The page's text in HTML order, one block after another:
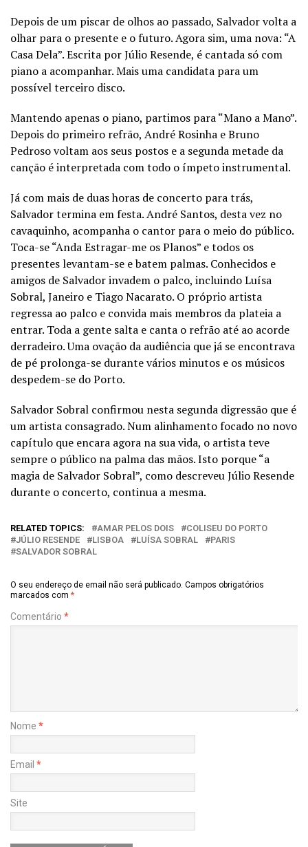
Depois de um piscar de olhos ao passado, Salvador volta a
olhar para o presente e o futuro. Agora sim, uma nova: “A
Casa Dela”. Escrita por Júlio Resende, é cantada só com
piano a acompanhar. Mais uma candidata para um
possível terceiro disco.
Mantendo apenas o piano, partimos para “Mano a Mano”.
Depois do primeiro refrão, André Rosinha e Bruno
Pedroso voltam aos seus postos e a segunda metade da
canção é interpretada com todo o ímpeto instrumental.
Já com mais de duas horas de concerto para trás,
Salvador termina em festa. André Santos, desta vez no
cavaquinho, acompanha o cantor para o meio do público.
Toca-se “Anda Estragar-me os Planos” e todos os
presentes levantam-se e batem palmas. Conhecidos e
amigos de Salvador invadem o palco, incluindo Luísa
Sobral, Janeiro e Tiago Nacarato. O próprio artista
regressa ao palco e convida mais membros da plateia a
entrar. Toda a gente salta e canta o refrão até ao acorde
derradeiro. Uma ovação da audiência que já se encontrava
de pé prolonga-se durante vários minutos e os músicos
despedem-se do Porto.
Salvador Sobral confirmou nesta segunda digressão que é
um artista consagrado. Num alinhamento focado no novo
capítulo que encara agora na sua vida, o artista teve
sempre o público na palma das mãos. Isto porque “a
magia de Salvador Sobral”, como descreveu Júlio Resende
durante o concerto, continua a mesma.
RELATED TOPICS: AMAR PELOS DOIS
COLISEU DO PORTO
JÚLIO RESENDE
LISBOA LUÍSA SOBRAL
PARIS
SALVADOR SOBRAL
O seu endereço de email não será publicado. Campos obrigatórios
marcados com *
Comentário *
Nome *
Email *
Site